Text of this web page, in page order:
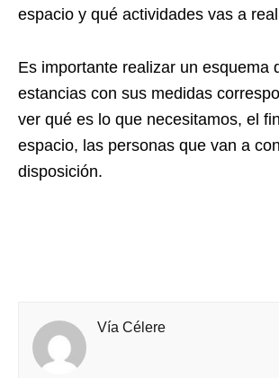
espacio y qué actividades vas a
Es importante realizar un esquema
estancias con sus medidas
ver qué es lo que necesitamos, el
espacio, las personas que van a
disposición.
Vía Célere